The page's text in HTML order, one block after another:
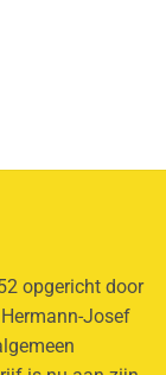
opgericht door
Josef